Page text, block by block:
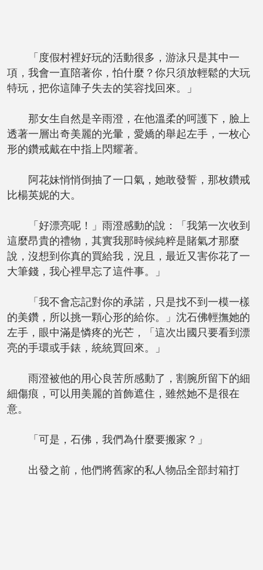
「度假村裡好玩的活動很多，游泳只是其中一
項，我會一直陪著你，怕什麼？你只須放輕鬆的大玩
特玩，把你這陣子失去的笑容找回來。」
那女生自然是辛雨澄，在他溫柔的呵護下，臉上
透著一層出奇美麗的光暈，愛嬌的舉起左手，一枚心
形的鑽戒戴在中指上閃耀著。
阿花妹悄悄倒抽了一口氣，她敢發誓，那枚鑽戒
比楊英妮的大。
「好漂亮呢！」雨澄感動的說：「我第一次收到
這麼昂貴的禮物，其實我那時候純粹是賭氣才那麼
說，沒想到你真的買給我，況且，最近又害你花了一
大筆錢，我心裡早忘了這件事。」
「我不會忘記對你的承諾，只是找不到一模一樣
的美鑽，所以挑一顆心形的給你。」沈石佛輕撫她的
左手，眼中滿是憐疼的光芒，「這次出國只要看到漂
亮的手環或手錶，統統買回來。」
雨澄被他的用心良苦所感動了，割腕所留下的細
細傷痕，可以用美麗的首飾遮住，雖然她不是很在
意。
「可是，石佛，我們為什麼要搬家？」
出發之前，他們將舊家的私人物品全部封箱打